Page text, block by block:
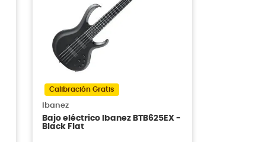
Calibración Gratis
Ibanez
Bajo eléctrico Ibanez BTB625EX -
Black Flat